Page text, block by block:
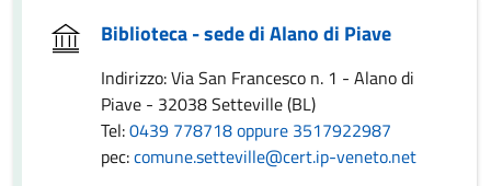
Biblioteca - sede di Alano di Piave
Indirizzo: Via San Francesco n. 1 - Alano di
Piave - 32038 Setteville (BL)
Tel:0439 778718 oppure 3517922987
pec:comune.setteville@cert.ip-veneto.net